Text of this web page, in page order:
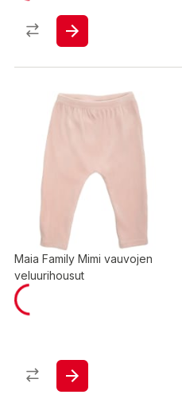
Maia Family Mimi vauvojen
veluurihousut